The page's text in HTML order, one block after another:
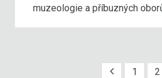
muzeologie a příbuzných
1 2